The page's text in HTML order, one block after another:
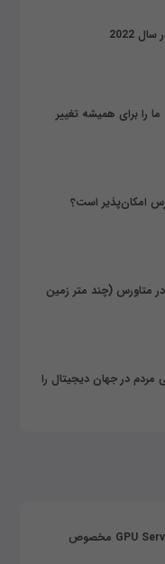
را برای همیشه تغییر
امکان‌پذیر است؟
دلاری در متاورس (چند متر زمین
در جهان دیجیتال را
قیمت سرور گرافیکی | خرید GPU Server مخصوص